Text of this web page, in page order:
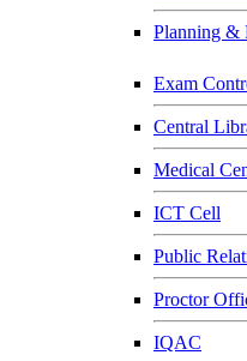
Planning &
Exam
Central
Medical
ICT Cell
Public
Proctor
IQAC